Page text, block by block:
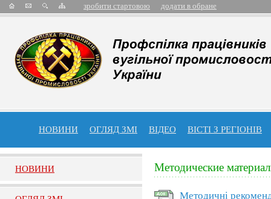
зробити стартовою додати в обране
НОВИНИ ОГЛЯД ЗМІ ВІДЕО ВІСТІ З РЕГІОНІВ
НОВИНИ Методические
Методичні